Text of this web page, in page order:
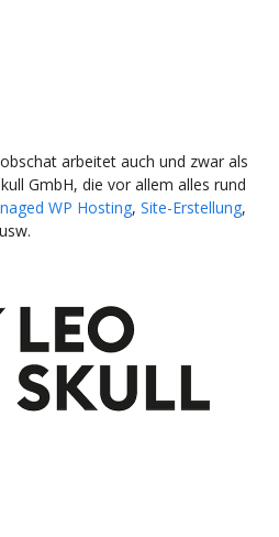
arbeitet auch und zwar als
GmbH, die vor allem alles rund
WP Hosting, Site-Erstellung,
usw.